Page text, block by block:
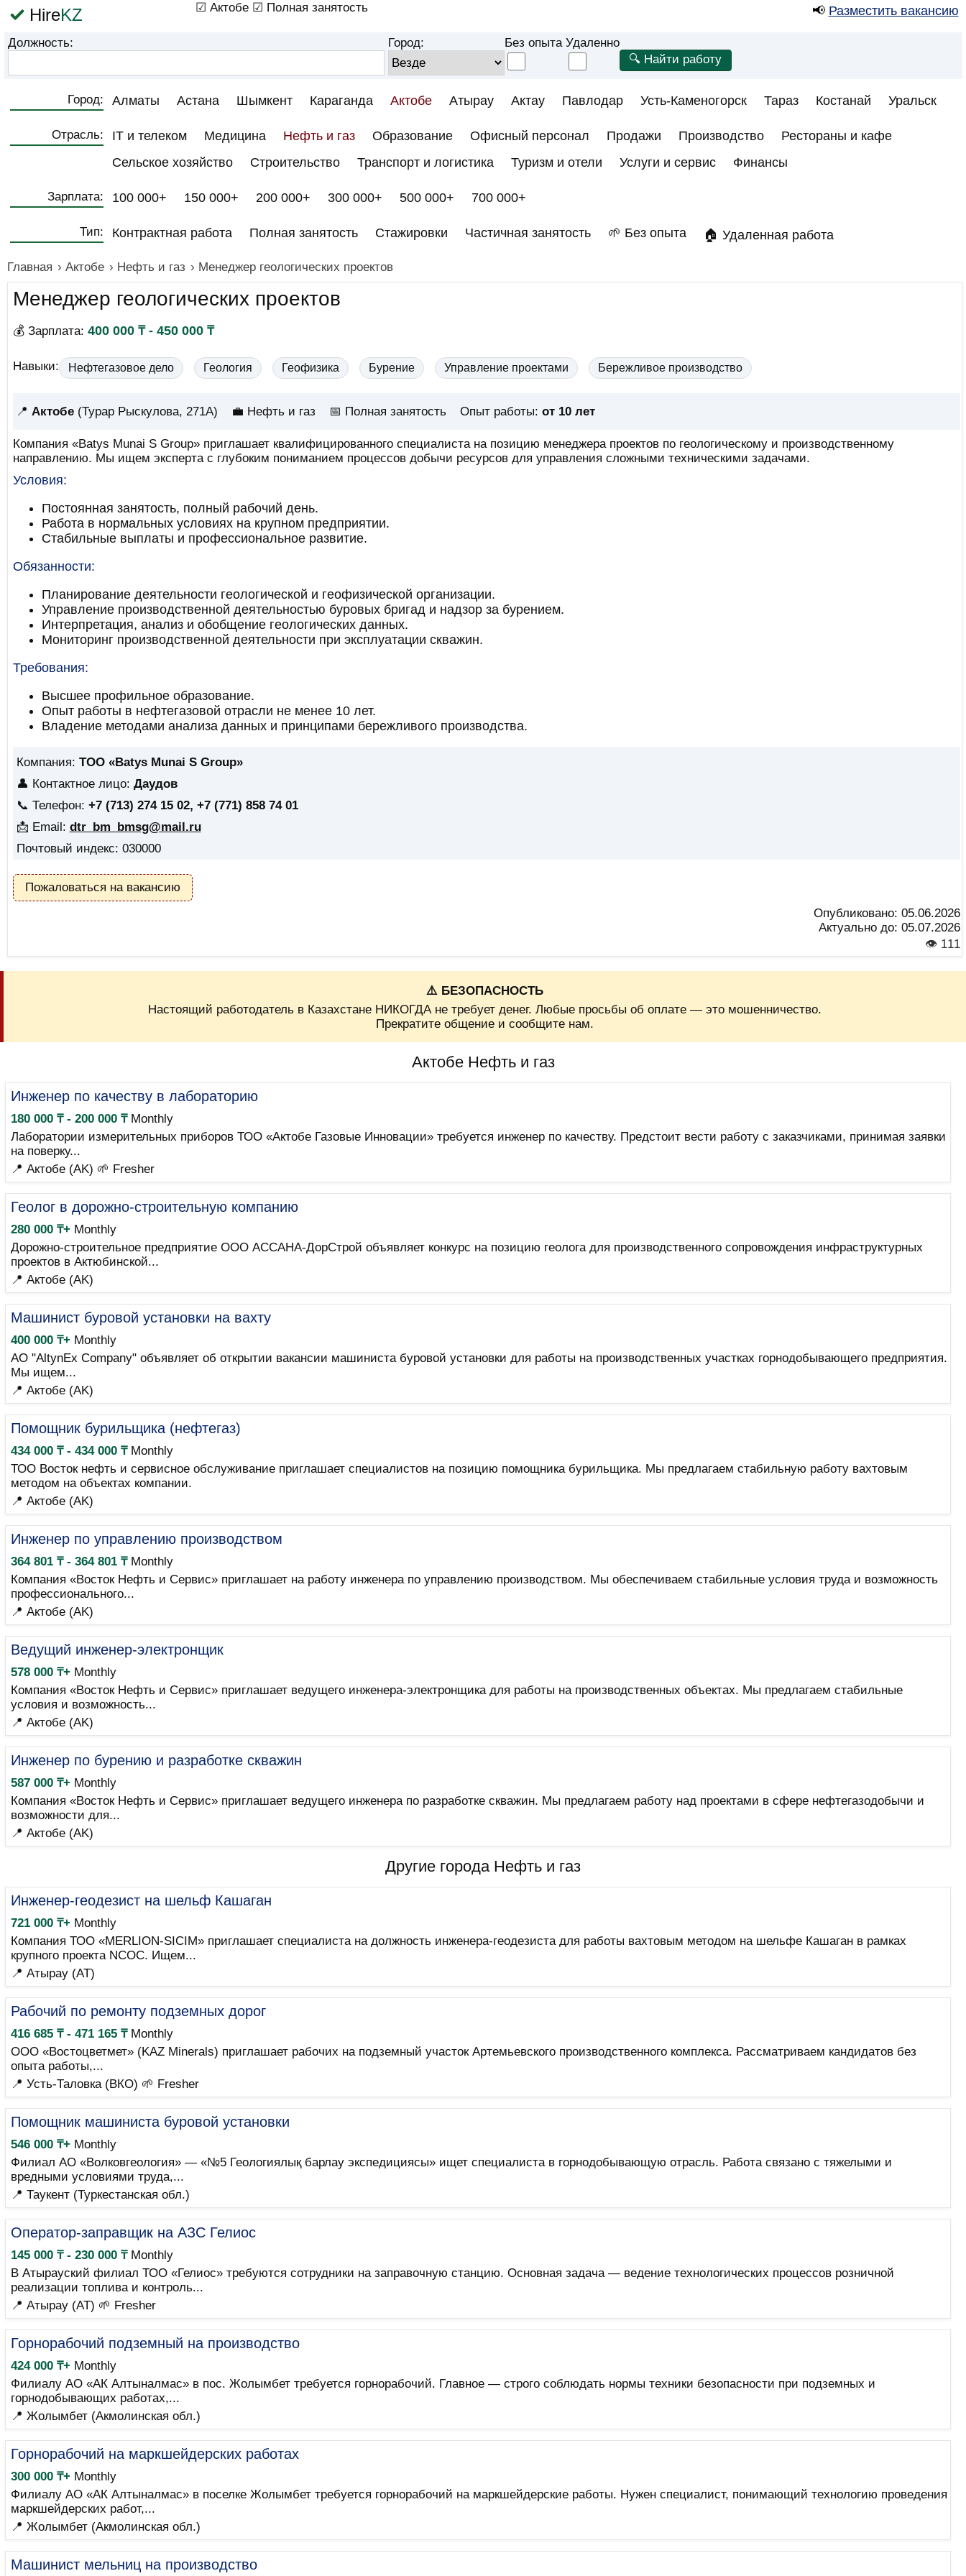
HireKZ ☑ Актобе ☑ Полная занятость 📢 Разместить вакансию
Должность: Город: Без опыта Удаленно
Город: Алматы Астана Шымкент Караганда Актобе Атырау Актау Павлодар Усть-Каменогорск Тараз Костанай Уральск
Отрасль: IT и телеком Медицина Нефть и газ Образование Офисный персонал Продажи Производство
Рестораны и кафе
Сельское хозяйство
Строительство Транспорт и логистика Туризм и отели Услуги и сервис Финансы
Зарплата: 100 000+ 150 000+ 200 000+ 300 000+ 500 000+ 700 000+
Тип: Контрактная работа Полная занятость Стажировки Частичная занятость 🌱 Без опыта 🏠 Удаленная работа
Главная › Актобе › Нефть и газ › Менеджер геологических проектов
Менеджер геологических проектов
💰 Зарплата: 400 000 ₸ - 450 000 ₸
Навыки: Нефтегазовое дело Геология Геофизика Бурение Управление проектами Бережливое производство
📍 Актобе(Турар Рыскулова, 271А) 💼 Нефть и газ 📅 Полная занятость Опыт работы: от 10 лет
Компания «Batys Munai S Group» приглашает квалифицированного специалиста на позицию менеджера проектов по геологическому и производственному
направлению. Мы ищем эксперта с глубоким пониманием процессов добычи ресурсов для управления сложными техническими задачами.
Условия:
Постоянная занятость, полный рабочий день.
Работа в нормальных условиях на крупном предприятии.
Стабильные выплаты и профессиональное развитие.
Обязанности:
Планирование деятельности геологической и геофизической организации.
Управление производственной деятельностью буровых бригад и надзор за бурением.
Интерпретация, анализ и обобщение геологических данных.
Мониторинг производственной деятельности при эксплуатации скважин.
Требования:
Высшее профильное образование.
Опыт работы в нефтегазовой отрасли не менее 10 лет.
Владение методами анализа данных и принципами бережливого производства.
Компания: ТОО «Batys Munai S Group»
👤 Контактное лицо: Даудов
📞 Телефон: +7 (713) 274 15 02, +7 (771) 858 74 01
📩 Email: dtr_bm_bmsg@mail.ru
Почтовый индекс: 030000
Пожаловаться на вакансию
Опубликовано: 05.06.2026
Актуально до: 05.07.2026
👁 111
⚠️ БЕЗОПАСНОСТЬ
Настоящий работодатель в Казахстане НИКОГДА не требует денег. Любые просьбы об оплате — это мошенничество.
Прекратите общение и сообщите нам.
Актобе Нефть и газ
Инженер по качеству в лабораторию
180 000 ₸ - 200 000 ₸Monthly
Лаборатории измерительных приборов ТОО «Актобе Газовые Инновации» требуется инженер по качеству. Предстоит вести работу с заказчиками, принимая заявки
на поверку...
📍 Актобе (AK) 🌱 Fresher
Геолог в дорожно-строительную компанию
280 000 ₸+ Monthly
Дорожно-строительное предприятие ООО АССАНА-ДорСтрой объявляет конкурс на позицию геолога для производственного сопровождения инфраструктурных
проектов в Актюбинской...
📍 Актобе (AK)
Машинист буровой установки на вахту
400 000 ₸+ Monthly
АО "AltynEx Company" объявляет об открытии вакансии машиниста буровой установки для работы на производственных участках горнодобывающего предприятия.
Мы ищем...
📍 Актобе (AK)
Помощник бурильщика (нефтегаз)
434 000 ₸ - 434 000 ₸Monthly
ТОО Восток нефть и сервисное обслуживание приглашает специалистов на позицию помощника бурильщика. Мы предлагаем стабильную работу вахтовым
методом на объектах компании.
📍 Актобе (AK)
Инженер по управлению производством
364 801 ₸ - 364 801 ₸Monthly
Компания «Восток Нефть и Сервис» приглашает на работу инженера по управлению производством. Мы обеспечиваем стабильные условия труда и возможность
профессионального...
📍 Актобе (AK)
Ведущий инженер-электронщик
578 000 ₸+ Monthly
Компания «Восток Нефть и Сервис» приглашает ведущего инженера-электронщика для работы на производственных объектах. Мы предлагаем стабильные
условия и возможность...
📍 Актобе (AK)
Инженер по бурению и разработке скважин
587 000 ₸+ Monthly
Компания «Восток Нефть и Сервис» приглашает ведущего инженера по разработке скважин. Мы предлагаем работу над проектами в сфере нефтегазодобычи и
возможности для...
📍 Актобе (AK)
Другие города Нефть и газ
Инженер-геодезист на шельф Кашаган
721 000 ₸+ Monthly
Компания ТОО «MERLION-SICIM» приглашает специалиста на должность инженера-геодезиста для работы вахтовым методом на шельфе Кашаган в рамках
крупного проекта NCOC. Ищем...
📍 Атырау (AT)
Рабочий по ремонту подземных дорог
416 685 ₸ - 471 165 ₸Monthly
ООО «Востоцветмет» (KAZ Minerals) приглашает рабочих на подземный участок Артемьевского производственного комплекса. Рассматриваем кандидатов без
опыта работы,...
📍 Усть-Таловка (ВКО) 🌱 Fresher
Помощник машиниста буровой установки
546 000 ₸+ Monthly
Филиал АО «Волковгеология» — «№5 Геологиялық барлау экспедициясы» ищет специалиста в горнодобывающую отрасль. Работа связано с тяжелыми и
вредными условиями труда,...
📍 Таукент (Туркестанская обл.)
Оператор-заправщик на АЗС Гелиос
145 000 ₸ - 230 000 ₸Monthly
В Атырауский филиал ТОО «Гелиос» требуются сотрудники на заправочную станцию. Основная задача — ведение технологических процессов розничной
реализации топлива и контроль...
📍 Атырау (AT) 🌱 Fresher
Горнорабочий подземный на производство
424 000 ₸+ Monthly
Филиалу АО «АК Алтыналмас» в пос. Жолымбет требуется горнорабочий. Главное — строго соблюдать нормы техники безопасности при подземных и
горнодобывающих работах,...
📍 Жолымбет (Акмолинская обл.)
Горнорабочий на маркшейдерских работах
300 000 ₸+ Monthly
Филиалу АО «АК Алтыналмас» в поселке Жолымбет требуется горнорабочий на маркшейдерские работы. Нужен специалист, понимающий технологию проведения
маркшейдерских работ,...
📍 Жолымбет (Акмолинская обл.)
Машинист мельниц на производство